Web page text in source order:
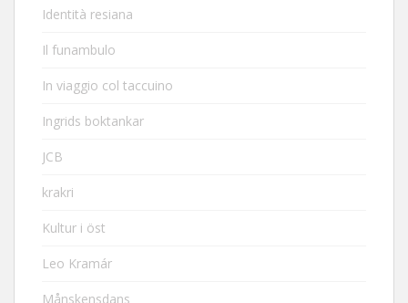
Identità resiana
Il funambulo
In viaggio col taccuino
Ingrids boktankar
JCB
krakri
Kultur i öst
Leo Kramár
Månskensdans